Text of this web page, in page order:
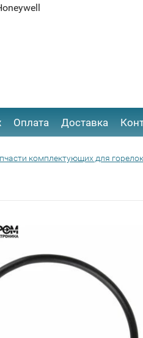
Оплата Доставка
комплектующих для горелок